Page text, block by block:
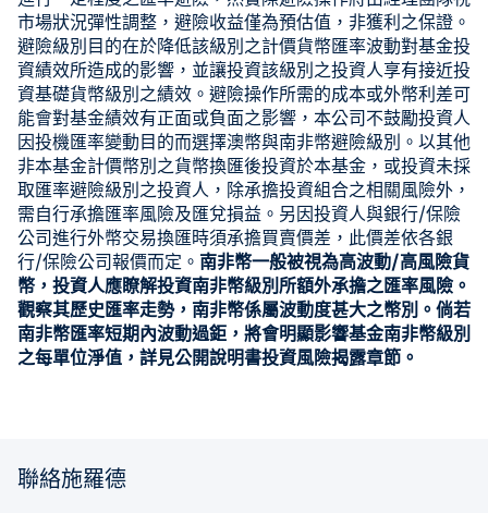
市場狀況彈性調整，避險收益僅為預估值，非獲利之保證。
避險級別目的在於降低該級別之計價貨幣匯率波動對基金投
資績效所造成的影響，並讓投資該級別之投資人享有接近投
資基礎貨幣級別之績效。避險操作所需的成本或外幣利差可
能會對基金績效有正面或負面之影響，本公司不鼓勵投資人
因投機匯率變動目的而選擇澳幣與南非幣避險級別。以其他
非本基金計價幣別之貨幣換匯後投資於本基金，或投資未採
取匯率避險級別之投資人，除承擔投資組合之相關風險外，
需自行承擔匯率風險及匯兌損益。另因投資人與銀行/保險
公司進行外幣交易換匯時須承擔買賣價差，此價差依各銀
行/保險公司報價而定。 南非幣一般被視為高波動/高風險貨
幣，投資人應瞭解投資南非幣級別所額外承擔之匯率風險。
觀察其歷史匯率走勢，南非幣係屬波動度甚大之幣別。倘若
南非幣匯率短期內波動過鉅，將會明顯影響基金南非幣級別
之每單位淨值，詳見公開說明書投資風險揭露章節。
聯絡施羅德